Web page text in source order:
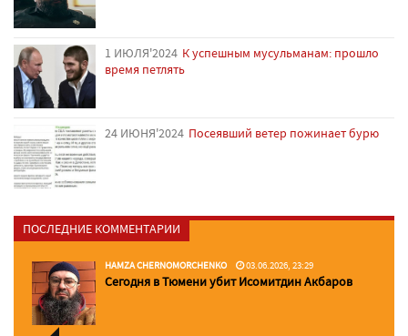
1 ИЮЛЯ'2024 К успешным мусульманам: прошло
время петлять
24 ИЮНЯ'2024 Посеявший ветер пожинает бурю
ПОСЛЕДНИЕ КОММЕНТАРИИ
HAMZA CHERNOMORCHENKO 03.06.2026, 23:29
Сегодня в Тюмени убит Исомитдин Акбаров